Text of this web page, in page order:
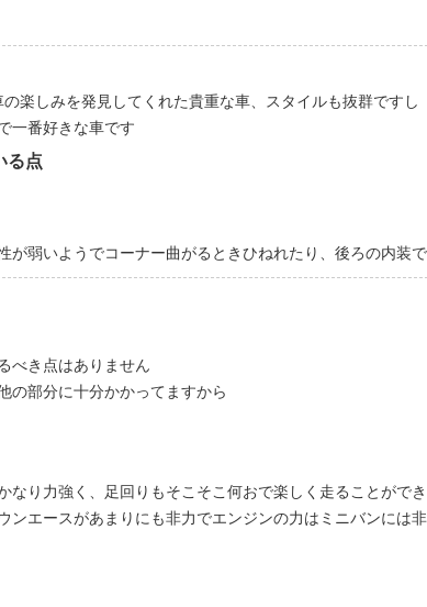
の楽しみを発見してくれた貴重な車、スタイルも抜群ですし
一番好きな車です
る点
が弱いようでコーナー曲がるときひねれたり、後ろの内装
べき点はありません
の部分に十分かかってますから
なり力強く、足回りもそこそこ何おで楽しく走ることがで
ンエースがあまりにも非力でエンジンの力はミニバンには